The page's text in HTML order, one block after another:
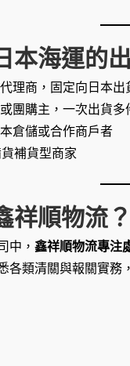
本海運的
理商，固定向日本出
團購主，一次出貨多
倉儲或合作商戶者
補貨型商家
祥順物流？
中， 鑫祥順物流專注
各類清關與報關實務